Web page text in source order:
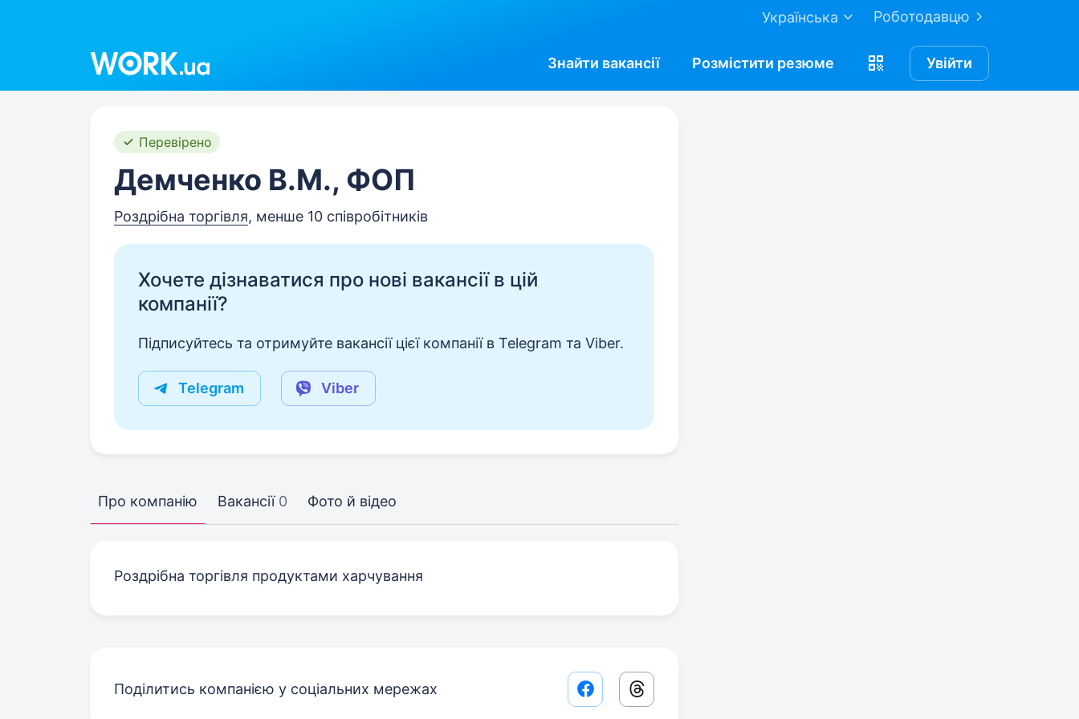
Роботодавцю
Українська
Знайти вакансії Розмістити резюме Увійти
Перевірено
Демченко В.М., ФОП
Роздрібна торгівля, менше 10 співробітників
Хочете дізнаватися про нові вакансії в цій
компанії?
Підписуйтесь та отримуйте вакансії цієї компанії в Telegram та Viber.
Telegram Viber
Про компанію Вакансії 0 Фото й відео
Роздрібна торгівля продуктами харчування
Поділитись компанією у соціальних мережах Facebook share link
Threads share link